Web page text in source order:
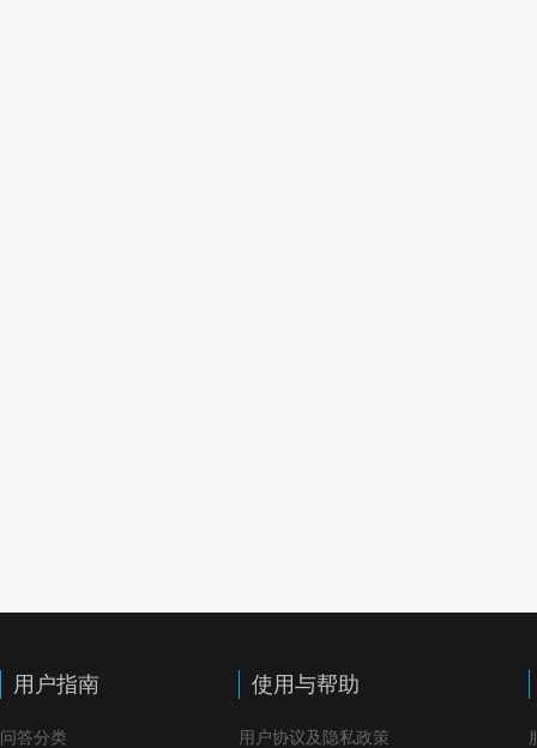
用户指南
问答分类
使用与帮助
用户协议及隐私政策